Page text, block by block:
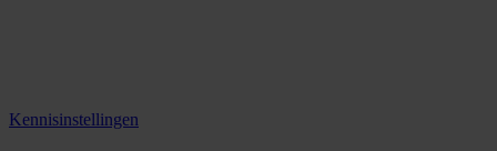
Kennisinstellingen